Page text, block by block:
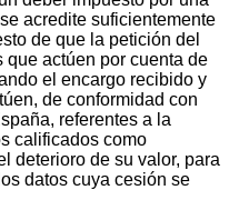
acredite suficientemente
de que la petición del
actúen por cuenta de
el encargo recibido y
de conformidad con
referentes a la
calificados como
deterioro de su valor, para
datos cuya cesión se